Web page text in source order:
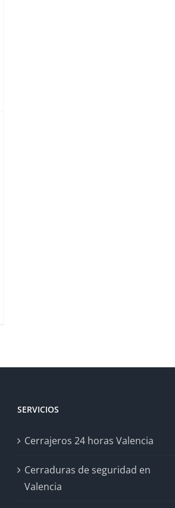
SERVICIOS
Cerrajeros 24 horas Valencia
Cerraduras de seguridad en
Valencia